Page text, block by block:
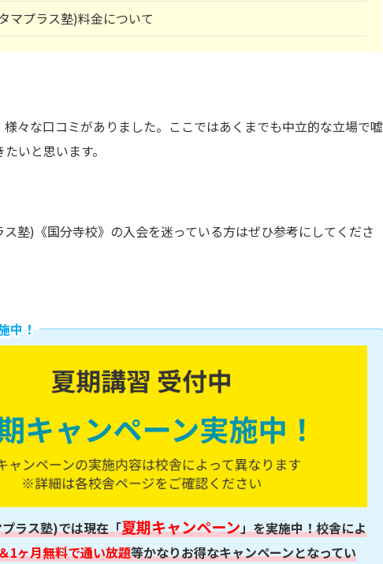
マプラス塾)料金について
様々な口コミがありました。ここではあくまでも中立的な立場で嘘
いと思います。
塾)《国分寺校》の入会を迷っている方はぜひ参考にしてくださ
中！
ラス塾)では現在「夏期キャンペーン」を実施中！校舎によ
1ヶ月無料で通い放題等かなりお得なキャンペーンとなってい